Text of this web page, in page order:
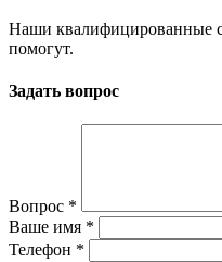
Наши квалифицированные
помогут.
Задать вопрос
Вопрос *
Ваше имя *
Телефон *